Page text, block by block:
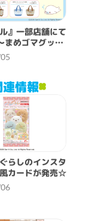
』一部店舗にて
めゴマグッズ
情報
らしのインスタ
カードが発売☆